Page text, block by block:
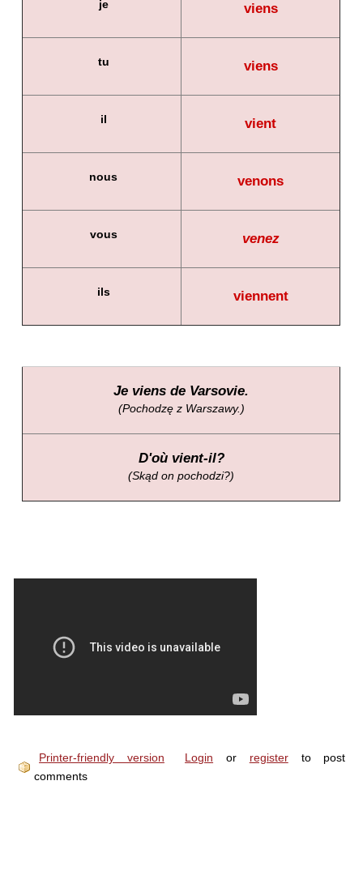
je viens
tu viens
il vient
nous venons
vous venez
ils viennent
Je viens de Varsovie.
(Pochodzę z Warszawy.)
D'où vient-il?
(Skąd on pochodzi?)
Printer-friendly version Login or registerto post
comments